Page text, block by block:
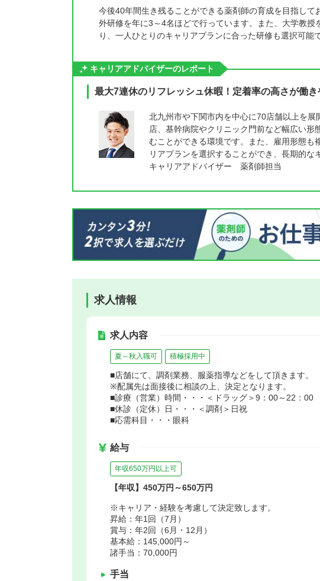
今後40年間生き残ることができる薬剤師の育成を目指し
外研修を年に3～4名ほどで行っています。また、大学教
り、一人ひとりのキャリアプランに合った研修も選択可能で
キャリアアドバイザーのレポート
最大7連休のリフレッシュ休暇！定着率の高さが働き
北九州市や下関市内を中心に70店舗以上を
店、基幹病院やクリニック門前など幅広い
むことができる環境です。また、雇用形態も
リアプランを選択することができ、長期的な
キャリアアドバイザー 薬剤師担当
求人情報
求人内容
夏～秋入職可 積極採用中
■店舗にて、調剤業務、服薬指導などをして頂きます。
※配属先は面接後に相談の上、決定となります。
■診療（営業）時間・・・＜ドラッグ＞9：00～22：
■休診（定休）日・・・＜調剤＞日祝
■応需科目・・・眼科
給与
年収650万円以上可
【年収】450万円～650万円
※キャリア・経験を考慮して決定致します。
昇給：年1回（7月）
賞与：年2回（6月・12月）
基本給：145,000円～
諸手当：70,000円
手当